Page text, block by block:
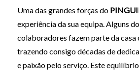
Uma das grandes forças do
experiência da sua equipa. Alguns
colaboradores fazem parte da casa
trazendo consigo décadas de
e paixão pelo serviço. Este